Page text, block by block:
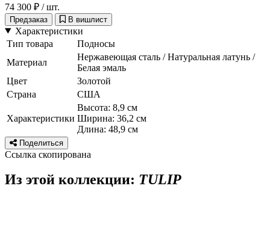
74 300 ₽ / шт.
Предзаказ В вишлист
Характеристики
Тип товара
Подносы
Материал
Нержавеющая сталь / Натуральная латунь /
Белая эмаль
Цвет
Золотой
Страна
США
Характеристики
Высота: 8,9 см
Ширина: 36,2 см
Длина: 48,9 см
Поделиться
Ссылка скопирована
Из этой коллекции: TULIP